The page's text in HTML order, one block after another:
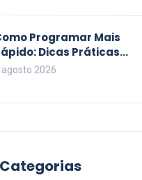
Programar Mais
Dicas Práticas
Acelerar seu Código
agosto 2026
Categorias